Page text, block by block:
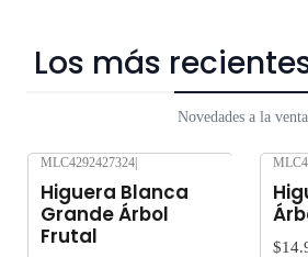
Los más
Novedades a la
MLC4292427324
Higuera Blanca
Grande Árbol
Frutal